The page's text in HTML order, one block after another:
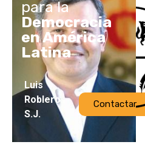
para la
Democracia
en América
Latina
Luis
Roblero
S.J.
Contactar